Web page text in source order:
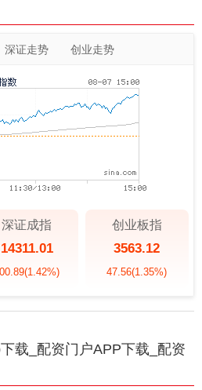
深证走势 创业走势
深证成指
14311.01
(1.42%)
创业板指
3563.12
47.56(1.35%)
载_配资门户APP下载_配资